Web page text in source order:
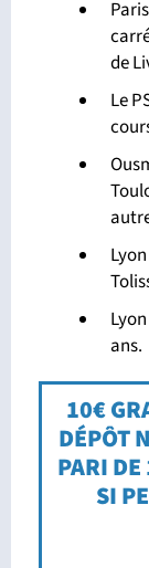
de
Le
ans.
10€
DÉPÔT
PARI
SI